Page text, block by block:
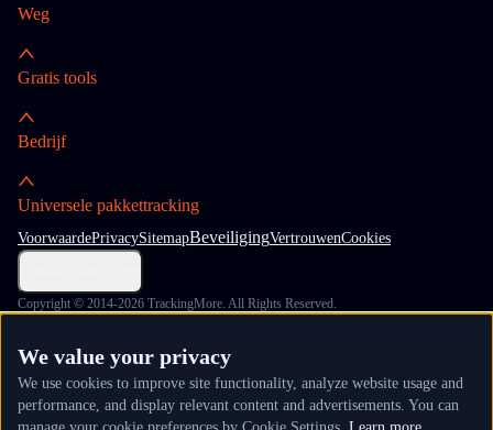
Weg
Gratis tools
Bedrijf
Universele pakkettracking
VoorwaardePrivacySitemapBeveiligingVertrouwenCookies
Copyright © 2014-2026 TrackingMore. All Rights Reserved.
We value your privacy
We use cookies to improve site functionality, analyze website usage and
performance, and display relevant content and advertisements. You can